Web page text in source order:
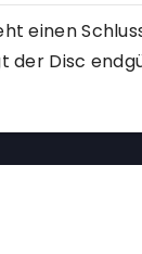
einen
der Disc